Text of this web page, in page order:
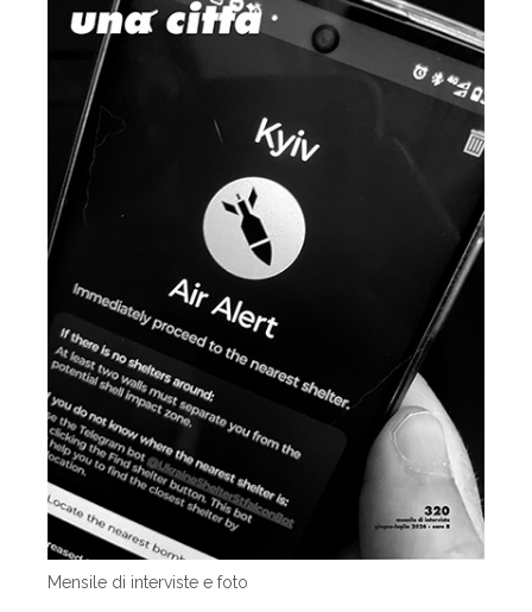
Mensile di interviste e foto